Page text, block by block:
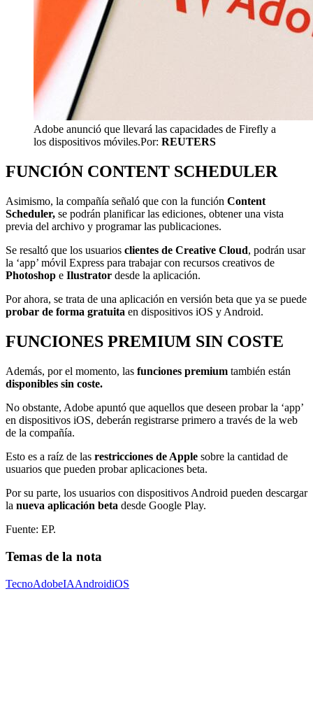
Adobe anunció que llevará las capacidades de Firefly a
los dispositivos móviles.Por: REUTERS
FUNCIÓN CONTENT SCHEDULER
Asimismo, la compañía señaló que con la función Content
Scheduler, se podrán planificar las ediciones, obtener una vista
previa del archivo y programar las publicaciones.
Se resaltó que los usuarios clientes de Creative Cloud, podrán usar
la ‘app’ móvil Express para trabajar con recursos creativos de
Photoshop e Ilustrator desde la aplicación.
Por ahora, se trata de una aplicación en versión beta que ya se puede
probar de forma gratuita en dispositivos iOS y Android.
FUNCIONES PREMIUM SIN COSTE
Además, por el momento, las funciones premium también están
disponibles sin coste.
No obstante, Adobe apuntó que aquellos que deseen probar la ‘app’
en dispositivos iOS, deberán registrarse primero a través de la web
de la compañía.
Esto es a raíz de las restricciones de Apple sobre la cantidad de
usuarios que pueden probar aplicaciones beta.
Por su parte, los usuarios con dispositivos Android pueden descargar
la nueva aplicación beta desde Google Play.
Fuente: EP.
Temas de la nota
TecnoAdobeIAAndroidiOS